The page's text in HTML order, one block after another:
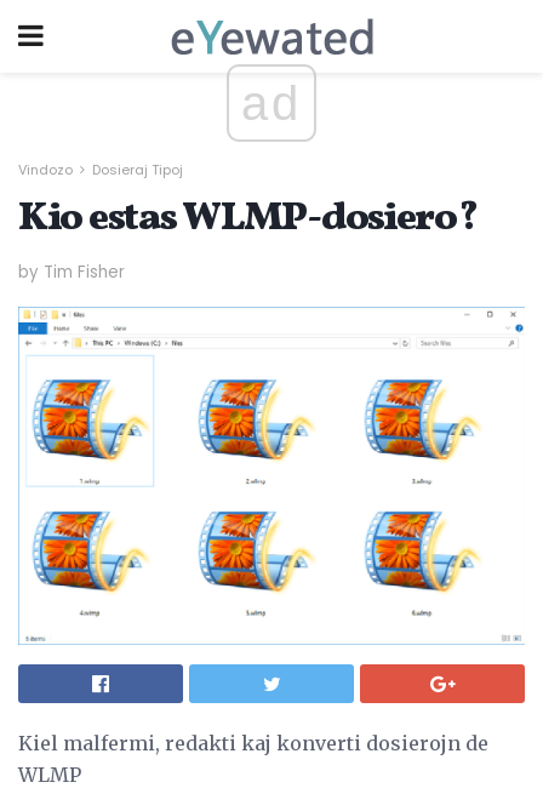
ad
Vindozo Dosieraj Tipoj
Kio estas WLMP-dosiero?
by Tim Fisher
Kiel malfermi, redakti kaj konverti dosierojn de
WLMP